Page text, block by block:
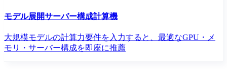
モデル展開サーバー構成計算機
大規模モデルの計算力要件を入力すると、最適なGPU・メ
モリ・サーバー構成を即座に推薦